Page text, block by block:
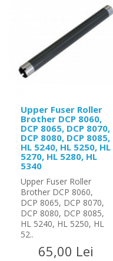
Upper Fuser Roller
Brother DCP 8060,
DCP 8065, DCP 8070,
DCP 8080, DCP 8085,
HL 5240, HL 5250, HL
5270, HL 5280, HL
5340
Upper Fuser Roller
Brother DCP 8060,
DCP 8065, DCP 8070,
DCP 8080, DCP 8085,
HL 5240, HL 5250, HL
52..
65,00 Lei